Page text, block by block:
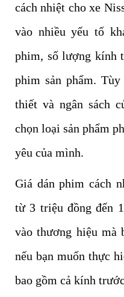
cách nhiệt cho xe
vào nhiều yếu tố
phim, số lượng kính
phim sản phẩm.
thiết và ngân sách
chọn loại sản phẩm
yêu của mình.
Giá dán phim cách
từ 3 triệu đồng đến
vào thương hiệu mà
nếu bạn muốn thực
bao gồm cả kính